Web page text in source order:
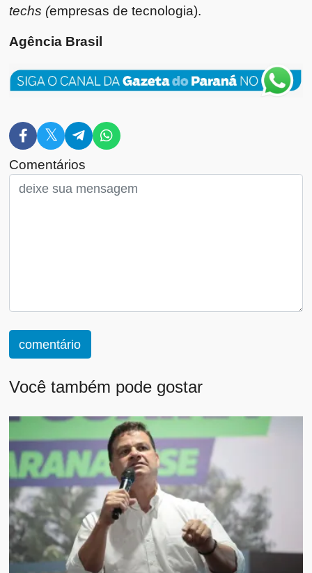
techs (empresas de tecnologia).
Agência Brasil
Comentários
comentário
Você também pode gostar